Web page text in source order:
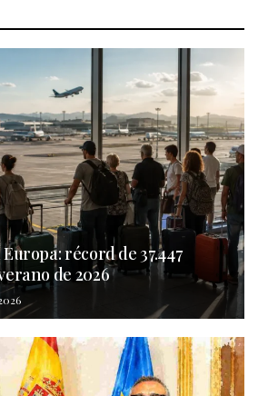
récord de 37.447
de 2026